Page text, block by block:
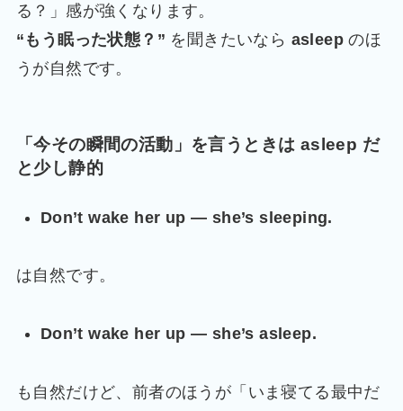
る？」感が強くなります。
“もう眠った状態？” を聞きたいなら asleep のほ
うが自然です。
「今その瞬間の活動」を言うときは asleep だ
と少し静的
Don’t wake her up — she’s sleeping.
は自然です。
Don’t wake her up — she’s asleep.
も自然だけど、前者のほうが「いま寝てる最中だ